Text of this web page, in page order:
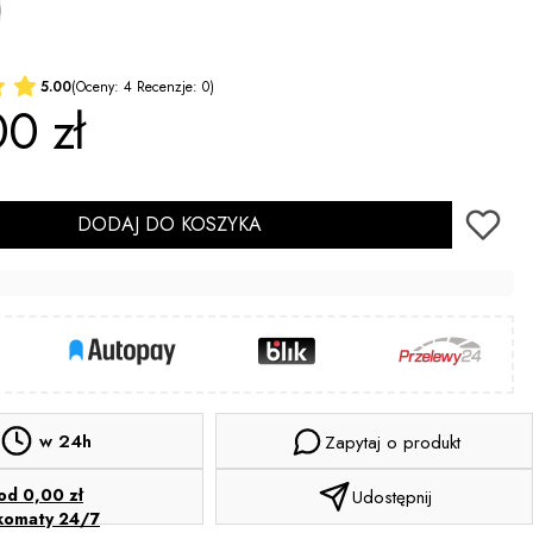
5.00(Oceny: 4 Recenzje: 0)
zł
DODAJ DO KOSZYKA
w 24h
0,00 zł
24/7
Zapytaj o produkt
Udostępnij